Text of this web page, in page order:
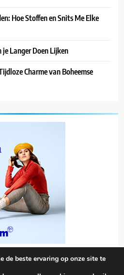
Hoe Stoffen en Snits Me Elke
je Langer Doen Lijken
Charme van Boheemse
de beste ervaring op onze site te